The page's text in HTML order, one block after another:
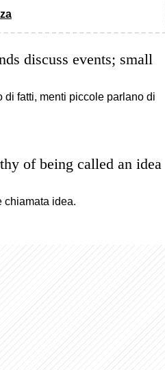
discuss events; small
fatti, menti piccole parlano di
of being called an idea
chiamata idea.